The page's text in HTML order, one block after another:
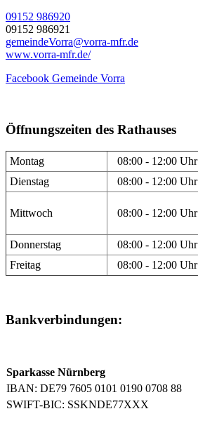
09152 986920
09152 986921
gemeindeVorra@vorra-mfr.de
www.vorra-mfr.de/
Facebook Gemeinde Vorra
Öffnungszeiten des Rathauses
Montag 08:00 - 12:00 Uhr
Dienstag
08:00 - 12:00 Uhr
Mittwoch 08:00 - 12:00 Uhr
Donnerstag 08:00 - 12:00 Uhr
Freitag
08:00 - 12:00 Uhr
Bankverbindungen:
Sparkasse Nürnberg
IBAN: DE79 7605 0101 0190 0708 88
SWIFT-BIC: SSKNDE77XXX